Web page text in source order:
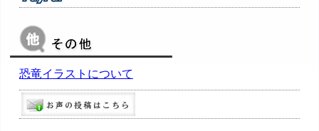
恐竜イラストについて